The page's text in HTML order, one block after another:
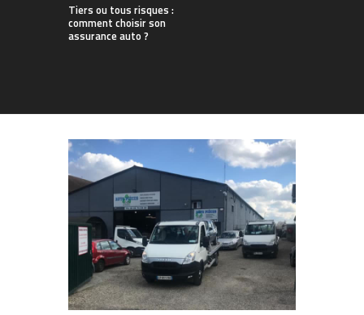
Tiers ou tous risques :
comment choisir son
assurance auto ?